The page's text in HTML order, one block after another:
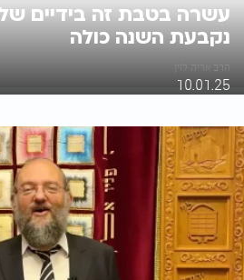
עשרה בטבת זה בידיים
נקבעת השנה כולה
הרב אריה לוין
10.01.25